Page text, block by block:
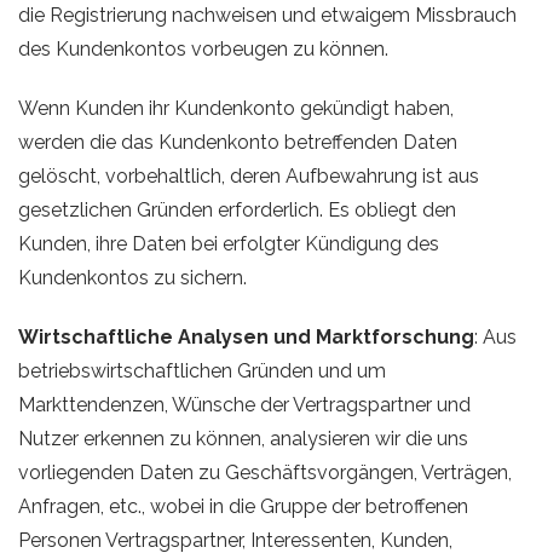
die Registrierung nachweisen und etwaigem Missbrauch
des Kundenkontos vorbeugen zu können.
Wenn Kunden ihr Kundenkonto gekündigt haben,
werden die das Kundenkonto betreffenden Daten
gelöscht, vorbehaltlich, deren Aufbewahrung ist aus
gesetzlichen Gründen erforderlich. Es obliegt den
Kunden, ihre Daten bei erfolgter Kündigung des
Kundenkontos zu sichern.
Wirtschaftliche Analysen und Marktforschung: Aus
betriebswirtschaftlichen Gründen und um
Markttendenzen, Wünsche der Vertragspartner und
Nutzer erkennen zu können, analysieren wir die uns
vorliegenden Daten zu Geschäftsvorgängen, Verträgen,
Anfragen, etc., wobei in die Gruppe der betroffenen
Personen Vertragspartner, Interessenten, Kunden,